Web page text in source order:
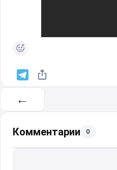
←
Комментарии 0